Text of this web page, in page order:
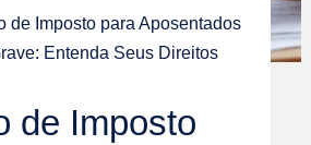
de Imposto para Aposentados
Entenda Seus Direitos
de Imposto